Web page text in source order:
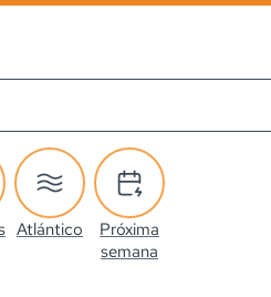
Atlántico
Próxima
semana